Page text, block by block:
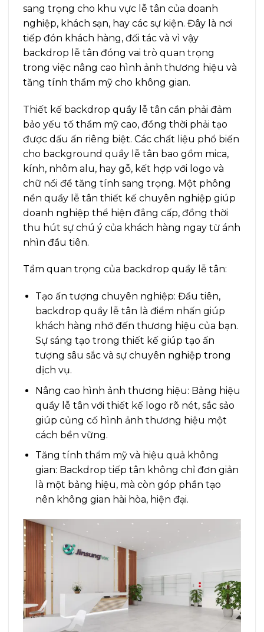
sang trọng cho khu vực lễ tân của doanh
nghiệp, khách sạn, hay các sự kiện. Đây là nơi
tiếp đón khách hàng, đối tác và vì vậy
backdrop lễ tân đóng vai trò quan trọng
trong việc nâng cao hình ảnh thương hiệu và
tăng tính thẩm mỹ cho không gian.
Thiết kế backdrop quầy lễ tân cần phải đảm
bảo yếu tố thẩm mỹ cao, đồng thời phải tạo
được dấu ấn riêng biệt. Các chất liệu phổ biến
cho background quầy lễ tân bao gồm mica,
kính, nhôm alu, hay gỗ, kết hợp với logo và
chữ nổi để tăng tính sang trọng. Một phông
nền quầy lễ tân thiết kế chuyên nghiệp giúp
doanh nghiệp thể hiện đẳng cấp, đồng thời
thu hút sự chú ý của khách hàng ngay từ ánh
nhìn đầu tiên.
Tầm quan trọng của backdrop quầy lễ tân:
Tạo ấn tượng chuyên nghiệp: Đầu tiên,
backdrop quầy lễ tân là điểm nhấn giúp
khách hàng nhớ đến thương hiệu của bạn.
Sự sáng tạo trong thiết kế giúp tạo ấn
tượng sâu sắc và sự chuyên nghiệp trong
dịch vụ.
Nâng cao hình ảnh thương hiệu: Bảng hiệu
quầy lễ tân với thiết kế logo rõ nét, sắc sảo
giúp củng cố hình ảnh thương hiệu một
cách bền vững.
Tăng tính thẩm mỹ và hiệu quả không
gian: Backdrop tiếp tân không chỉ đơn giản
là một bảng hiệu, mà còn góp phần tạo
nên không gian hài hòa, hiện đại.